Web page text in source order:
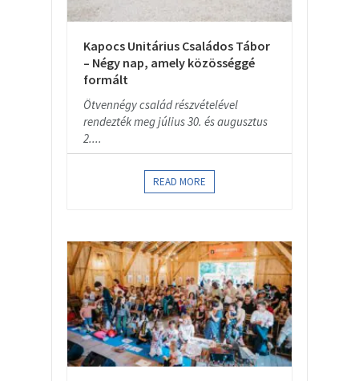
Kapocs Unitárius Családos Tábor
– Négy nap, amely közösséggé
formált
Ötvennégy család részvételével
rendezték meg július 30. és augusztus
2....
READ MORE